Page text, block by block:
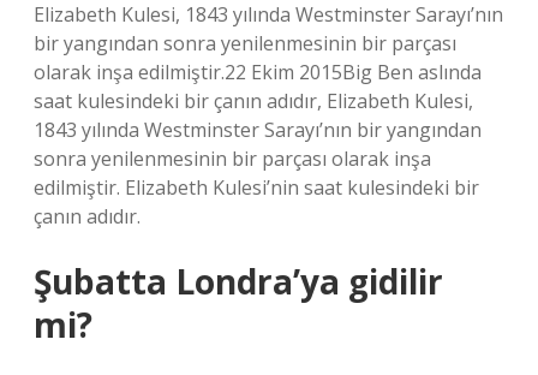
Elizabeth Kulesi, 1843 yılında Westminster Sarayı’nın
bir yangından sonra yenilenmesinin bir parçası
olarak inşa edilmiştir.22 Ekim 2015Big Ben aslında
saat kulesindeki bir çanın adıdır, Elizabeth Kulesi,
1843 yılında Westminster Sarayı’nın bir yangından
sonra yenilenmesinin bir parçası olarak inşa
edilmiştir. Elizabeth Kulesi’nin saat kulesindeki bir
çanın adıdır.
Şubatta Londra’ya gidilir
mi?